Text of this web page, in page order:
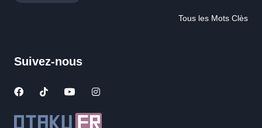
Tous les Mots Clès
Suivez-nous